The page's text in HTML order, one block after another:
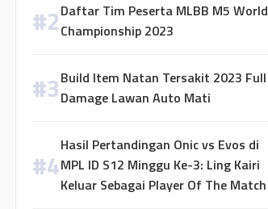
Daftar Tim Peserta MLBB M5 World
Championship 2023
Build Item Natan Tersakit 2023 Full
Damage Lawan Auto Mati
Hasil Pertandingan Onic vs Evos di
MPL ID S12 Minggu Ke-3: Ling Kairi
Keluar Sebagai Player Of The Match